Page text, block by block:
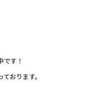
す！
おります。